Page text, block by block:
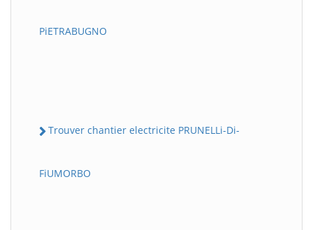
PiETRABUGNO
Trouver chantier electricite PRUNELLi-Di-
FiUMORBO